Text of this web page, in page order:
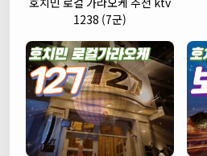
1238 (7군)